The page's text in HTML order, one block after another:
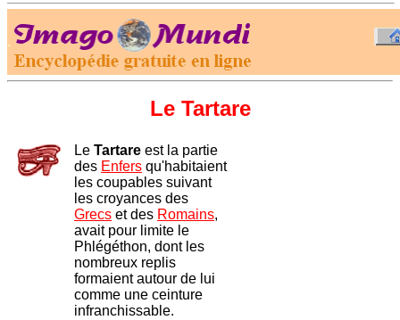
.
Le Tartare
Le Tartare est la partie
des Enfers qu'habitaient
les coupables suivant
les croyances des
Grecs et des Romains,
avait pour limite le
Phlégéthon, dont les
nombreux replis
formaient autour de lui
comme une ceinture
infranchissable.